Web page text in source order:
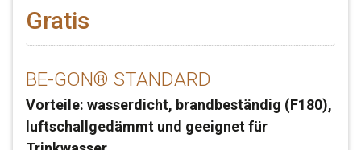
Gratis
BE-GON® STANDARD
Vorteile: wasserdicht, brandbeständig (F180),
luftschallgedämmt und geeignet für